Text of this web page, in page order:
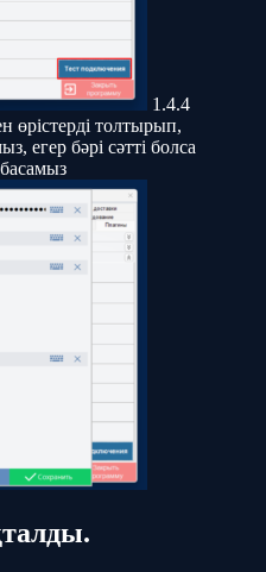
1.4.4
өрістерді толтырып,
егер бәрі сәтті болса